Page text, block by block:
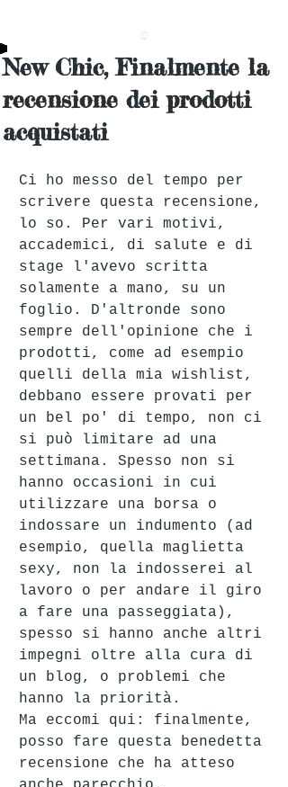
New Chic, Finalmente la
recensione dei prodotti
acquistati
Ci ho messo del tempo per
scrivere questa recensione,
lo so. Per vari motivi,
accademici, di salute e di
stage l'avevo scritta
solamente a mano, su un
foglio. D'altronde sono
sempre dell'opinione che i
prodotti, come ad esempio
quelli della mia wishlist,
debbano essere provati per
un bel po' di tempo, non ci
si può limitare ad una
settimana. Spesso non si
hanno occasioni in cui
utilizzare una borsa o
indossare un indumento (ad
esempio, quella maglietta
sexy, non la indosserei al
lavoro o per andare il giro
a fare una passeggiata),
spesso si hanno anche altri
impegni oltre alla cura di
un blog, o problemi che
hanno la priorità.
Ma eccomi qui: finalmente,
posso fare questa benedetta
recensione che ha atteso